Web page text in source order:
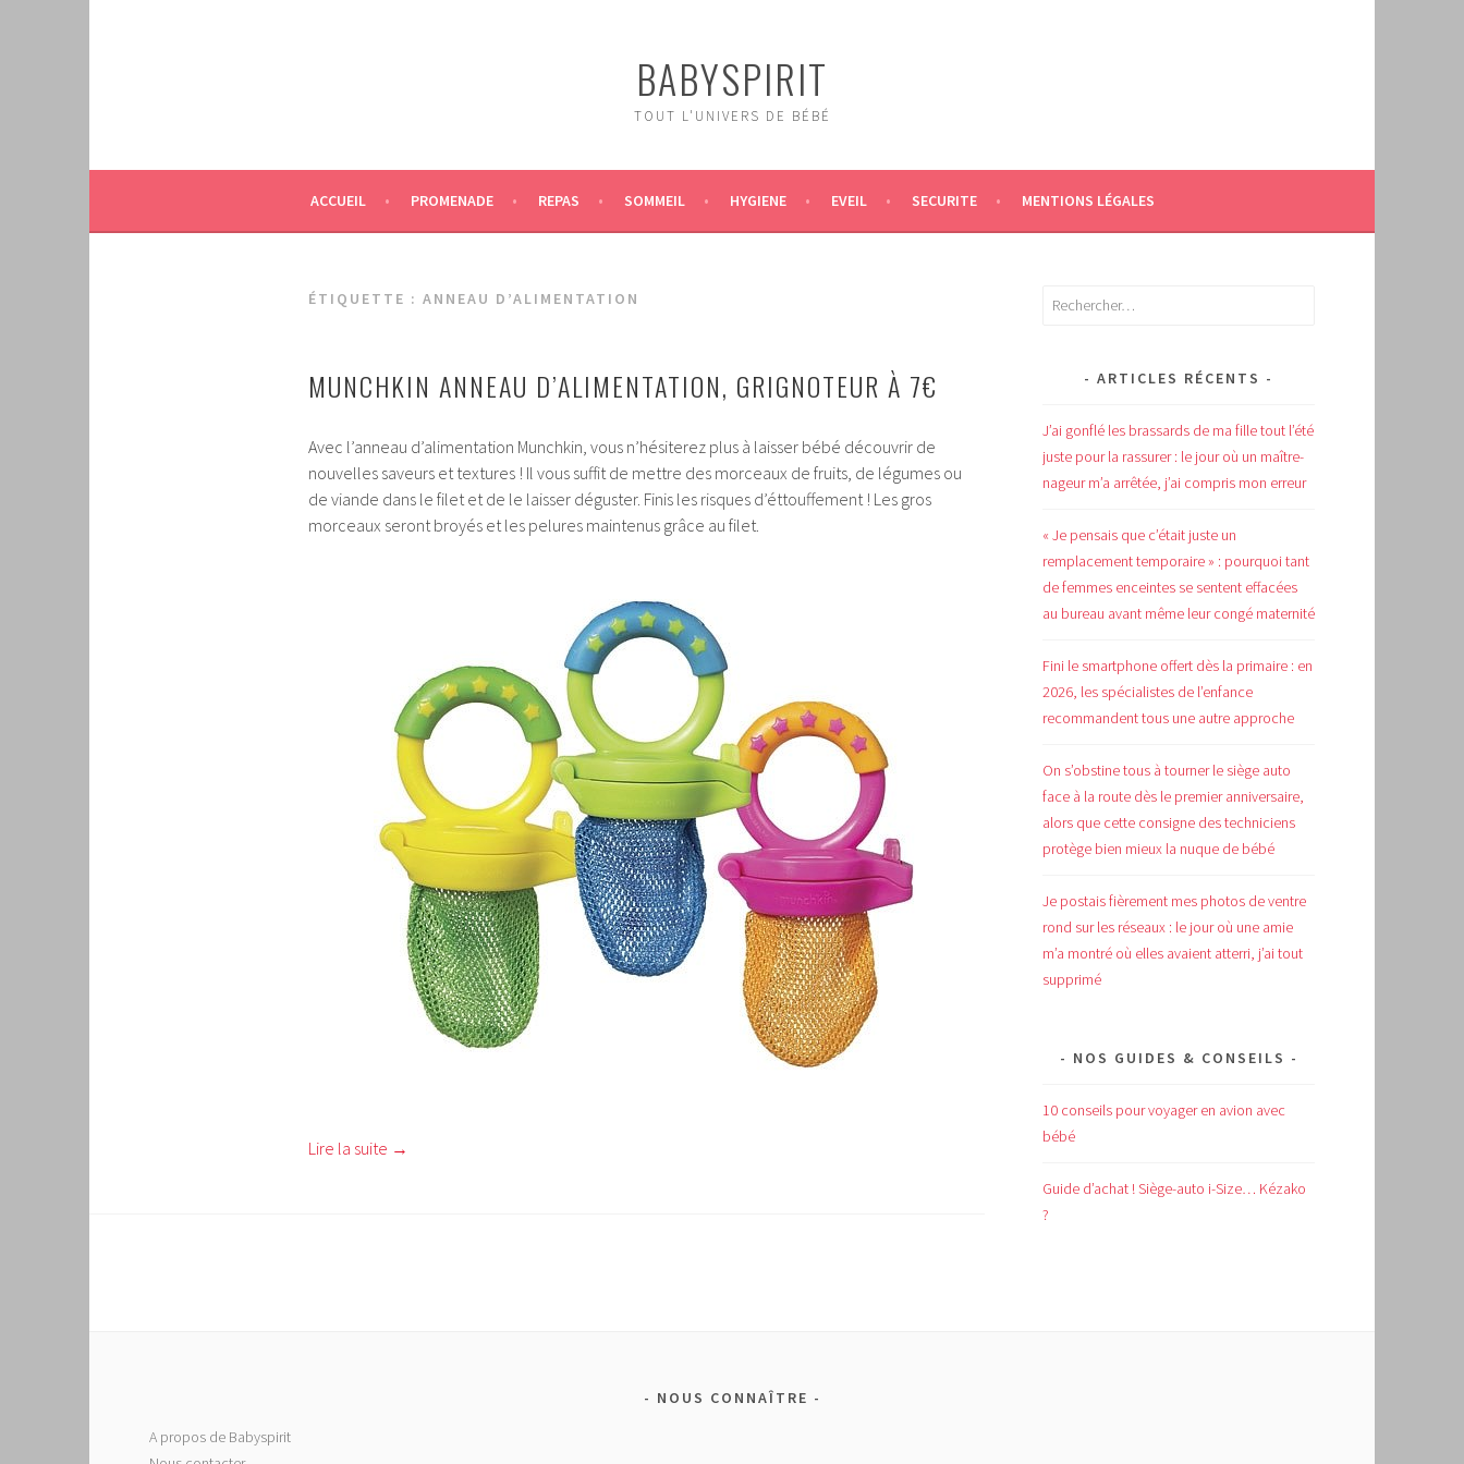
BABYSPIRIT
TOUT L'UNIVERS DE BÉBÉ
ACCUEIL PROMENADE REPAS SOMMEIL HYGIENE EVEIL SECURITE MENTIONS LÉGALES
ÉTIQUETTE : ANNEAU D’ALIMENTATION
MUNCHKIN ANNEAU D’ALIMENTATION, GRIGNOTEUR À 7€
Avec l’anneau d’alimentation Munchkin, vous n’hésiterez plus à laisser bébé découvrir de
nouvelles saveurs et textures ! Il vous suffit de mettre des morceaux de fruits, de légumes ou
de viande dans le filet et de le laisser déguster. Finis les risques d’éttouffement ! Les gros
morceaux seront broyés et les pelures maintenus grâce au filet.
Lire la suite →
Rechercher :
ARTICLES RÉCENTS
J’ai gonflé les brassards de ma fille tout l’été
juste pour la rassurer : le jour où un maître-
nageur m’a arrêtée, j’ai compris mon erreur
« Je pensais que c’était juste un
remplacement temporaire » : pourquoi tant
de femmes enceintes se sentent effacées
au bureau avant même leur congé maternité
Fini le smartphone offert dès la primaire : en
2026, les spécialistes de l’enfance
recommandent tous une autre approche
On s’obstine tous à tourner le siège auto
face à la route dès le premier anniversaire,
alors que cette consigne des techniciens
protège bien mieux la nuque de bébé
Je postais fièrement mes photos de ventre
rond sur les réseaux : le jour où une amie
m’a montré où elles avaient atterri, j’ai tout
supprimé
NOS GUIDES & CONSEILS
10 conseils pour voyager en avion avec
bébé
Guide d’achat ! Siège-auto i-Size… Kézako
?
NOUS CONNAÎTRE
A propos de Babyspirit